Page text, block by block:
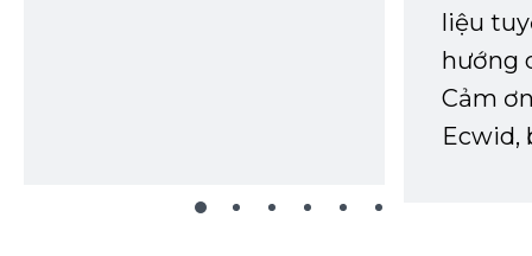
liệu
hướng
Cảm
Ecwid,